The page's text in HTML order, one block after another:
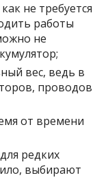
не требуется
работы
не
вес, ведь в
проводов
от времени
редких
выбирают